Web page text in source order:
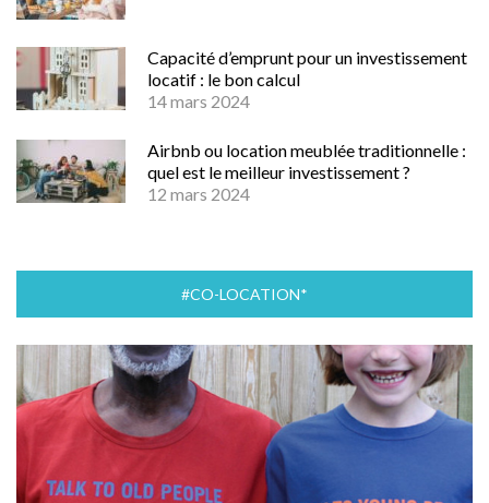
Capacité d’emprunt pour un investissement
locatif : le bon calcul
14 mars 2024
Airbnb ou location meublée traditionnelle :
quel est le meilleur investissement ?
12 mars 2024
#CO-LOCATION*